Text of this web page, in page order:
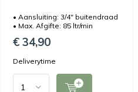
• Aansluiting: 3/4" buitendraad
• Max. Afgifte: 85 ltr/min
€ 34,90
Deliverytime